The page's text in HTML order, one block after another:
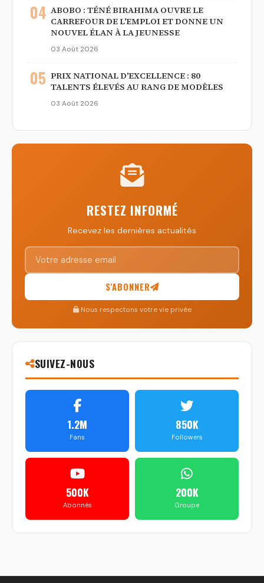
04 ABOBO : TÉNÉ BIRAHIMA OUVRE LE
CARREFOUR DE L'EMPLOI ET DONNE UN
NOUVEL ÉLAN À LA JEUNESSE
03 Août 2026
05 PRIX NATIONAL D'EXCELLENCE : 80
TALENTS ÉLEVÉS AU RANG DE MODÈLES
03 Août 2026
RESTEZ INFORMÉ
Recevez les dernières actualités
S'ABONNER
Nous respectons votre vie privée
SUIVEZ-NOUS
1.2M
Fans
850K
Followers
500K
Abonnés
200K
Groupe